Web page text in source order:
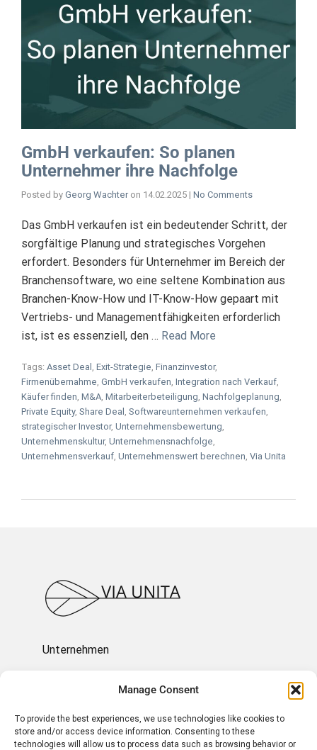
Manage Consent
To provide the best experiences, we use technologies like cookies to
store and/or access device information. Consenting to these
technologies will allow us to process data such as browsing behavior or
GmbH verkaufen: So planen
Unternehmer ihre Nachfolge
Posted by Georg Wachter on 14.02.2025 | No Comments
Das GmbH verkaufen ist ein bedeutender Schritt, der
sorgfältige Planung und strategisches Vorgehen
erfordert. Besonders für Unternehmer im Bereich der
Branchensoftware, wo eine seltene Kombination aus
Branchen-Know-How und IT-Know-How gepaart mit
Vertriebs- und Managementfähigkeiten erforderlich
ist, ist es essenziell, den … Read More
Tags: Asset Deal , Exit-Strategie, Finanzinvestor,
Firmenübernahme, GmbH verkaufen, Integration nach Verkauf,
Käufer finden, M&A, Mitarbeiterbeteiligung, Nachfolgeplanung,
Private Equity, Share Deal , Softwareunternehmen verkaufen,
strategischer Investor, Unternehmensbewertung,
Unternehmenskultur, Unternehmensnachfolge,
Unternehmensverkauf, Unternehmenswert berechnen, Via Unita
Unternehmen
Über uns